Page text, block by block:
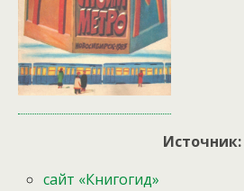
Источник:
сайт «Книгогид»